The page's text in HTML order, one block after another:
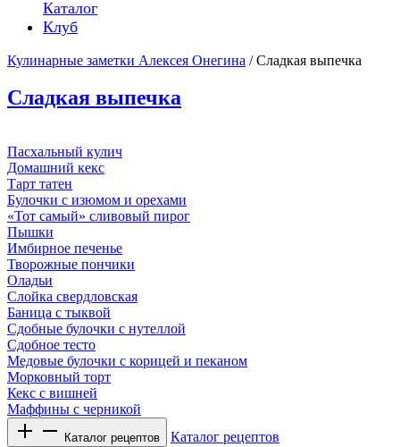
Каталог
Клуб
Кулинарные заметки Алексея Онегина / Сладкая выпечка
Сладкая выпечка
Пасхальный кулич
Домашний кекс
Тарт татен
Булочки с изюмом и орехами
«Тот самый» сливовый пирог
Пышки
Имбирное печенье
Творожные пончики
Оладьи
Слойка свердловская
Баница с тыквой
Сдобные булочки с нутеллой
Сдобное тесто
Медовые булочки с корицей и пеканом
Морковный торт
Кекс с вишней
Маффины с черникой
Каталог рецептов Каталог рецептов